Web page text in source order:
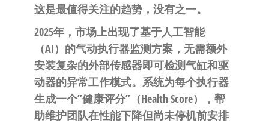
这是最值得关注的趋势，没有之一。
2025年，市场上出现了基于人工智能
（AI）的气动执行器监测方案，无需额外
安装复杂的外部传感器即可检测气缸和驱
动器的异常工作模式。系统为每个执行器
生成一个”健康评分”（Health Score），帮
助维护团队在性能下降但尚未停机前安排